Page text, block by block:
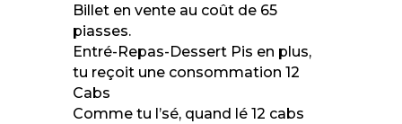
Billet en vente au coût de 65
piasses.
Entré-Repas-Dessert Pis en plus,
tu reçoit une consommation 12
Cabs
Comme tu l’sé, quand lé 12 cabs